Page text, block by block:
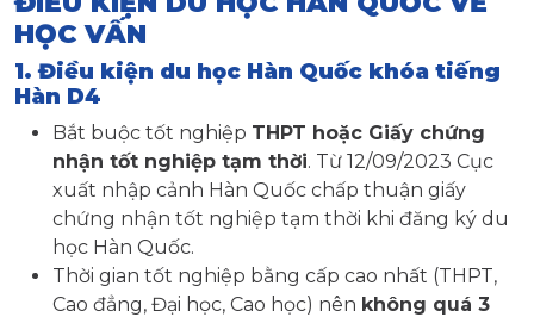
HỌC VẤN
1. Điều kiện du học Hàn Quốc khóa tiếng
Hàn D4
Bắt buộc tốt nghiệp THPT hoặc Giấy chứng
nhận tốt nghiệp tạm thời. Từ 12/09/2023 Cục
xuất nhập cảnh Hàn Quốc chấp thuận giấy
chứng nhận tốt nghiệp tạm thời khi đăng ký du
học Hàn Quốc.
Thời gian tốt nghiệp bằng cấp cao nhất (THPT,
Cao đẳng, Đại học, Cao học) nên không quá 3